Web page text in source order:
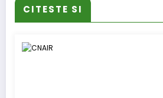
CITESTE SI